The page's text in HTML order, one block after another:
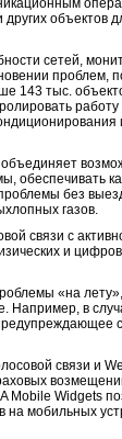
объектов
сетей,
проблем,
143 тыс.
обеспечивать
без
газов.
связи с
и
«на
в
связи и
Mobile Widgets
мобильных